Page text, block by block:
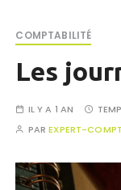
COMPTABILITÉ
Les
IL Y A 1 AN
PAREXPERT-